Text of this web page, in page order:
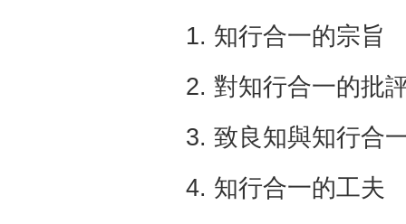
1. 知行合一的宗
2. 對知行合一的批
3. 致良知與知行合
4. 知行合一的工